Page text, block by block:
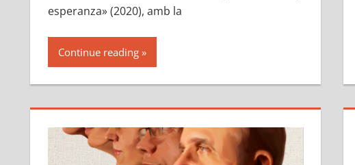
esperanza» (2020), amb la
Continue reading